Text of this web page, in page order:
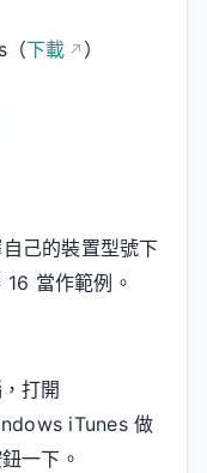
（下載 ）
己的裝置型號下
當作範例。
打開
iTunes 做
一下。